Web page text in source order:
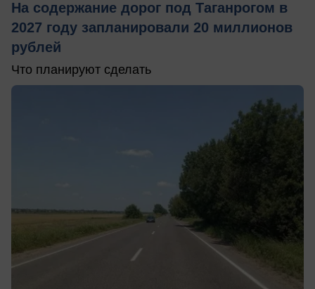
На содержание дорог под Таганрогом в
2027 году запланировали 20 миллионов
рублей
Что планируют сделать